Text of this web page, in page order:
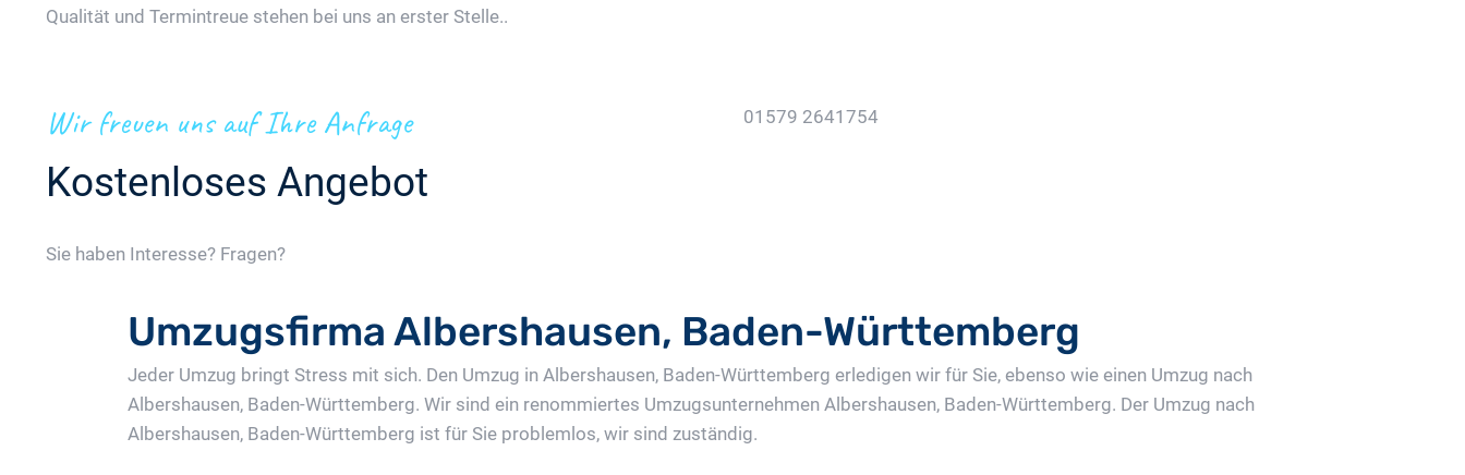
Qualität und Termintreue stehen bei uns an erster Stelle..
Wir freuen uns auf Ihre Anfrage
Kostenloses Angebot
Sie haben Interesse? Fragen?
01579 2641754
Umzugsfirma Albershausen, Baden-Württemberg
Jeder Umzug bringt Stress mit sich. Den Umzug in Albershausen, Baden-Württemberg erledigen wir für Sie, ebenso wie einen Umzug nach
Albershausen, Baden-Württemberg. Wir sind ein renommiertes Umzugsunternehmen Albershausen, Baden-Württemberg. Der Umzug nach
Albershausen, Baden-Württemberg ist für Sie problemlos, wir sind zuständig.